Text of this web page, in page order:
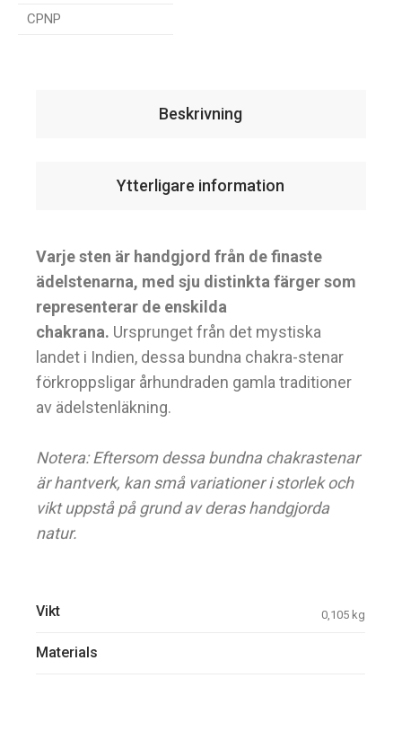
CPNP
Beskrivning
Ytterligare information
Varje sten är handgjord från de finaste
ädelstenarna, med sju distinkta färger som
representerar de enskilda
chakrana. Ursprunget från det mystiska
landet i Indien, dessa bundna chakra-stenar
förkroppsligar århundraden gamla traditioner
av ädelstenläkning.
Notera: Eftersom dessa bundna chakrastenar
är hantverk, kan små variationer i storlek och
vikt uppstå på grund av deras handgjorda
natur.
Vikt 0,105 kg
Materials